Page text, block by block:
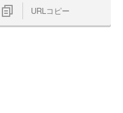
URLコピー